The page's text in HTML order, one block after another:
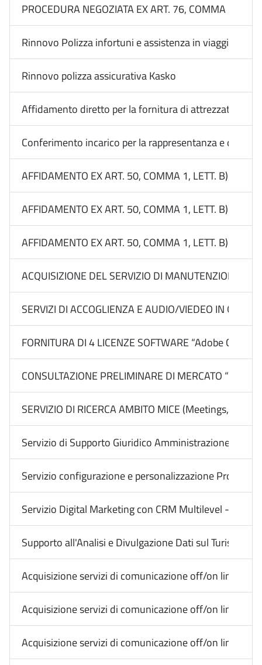
PROCEDURA NEGOZIATA EX ART. 76, COMMA 2,
Rinnovo Polizza infortuni e assistenza in viaggio dip.
Rinnovo polizza assicurativa Kasko
Affidamento diretto per la fornitura di attrezzature
Conferimento incarico per la rappresentanza e difesa
AFFIDAMENTO EX ART. 50, COMMA 1, LETT. B) DEL
AFFIDAMENTO EX ART. 50, COMMA 1, LETT. B) DEL
AFFIDAMENTO EX ART. 50, COMMA 1, LETT. B) DEL
ACQUISIZIONE DEL SERVIZIO DI MANUTENZIONE E
SERVIZI DI ACCOGLIENZA E AUDIO/VIEDEO IN
FORNITURA DI 4 LICENZE SOFTWARE “Adobe
CONSULTAZIONE PRELIMINARE DI MERCATO
SERVIZIO DI RICERCA AMBITO MICE (Meetings,
Servizio di Supporto Giuridico Amministrazione
Servizio configurazione e personalizzazione
Servizio Digital Marketing con CRM Multilevel -
Supporto all'Analisi e Divulgazione Dati sul Turismo in
Acquisizione servizi di comunicazione off/on line
Acquisizione servizi di comunicazione off/on line
Acquisizione servizi di comunicazione off/on line